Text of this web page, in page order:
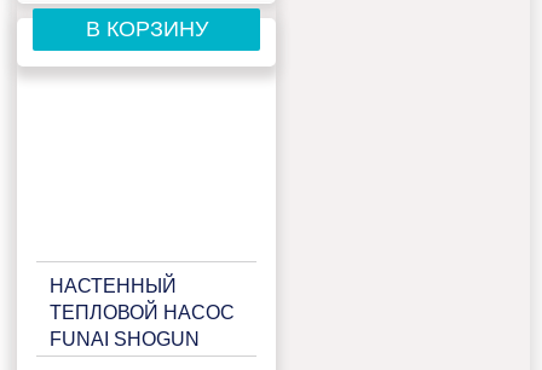
В КОРЗИНУ
НАСТЕННЫЙ
ТЕПЛОВОЙ НАСОС
FUNAI SHOGUN